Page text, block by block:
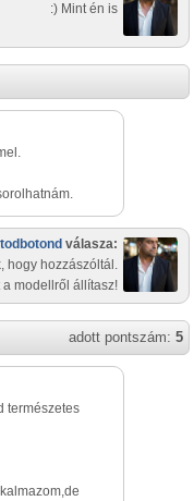
:) Mint én is
válasza:
hogy hozzászóltál.
a modellről állítasz!
adott pontszám: 5
természetes